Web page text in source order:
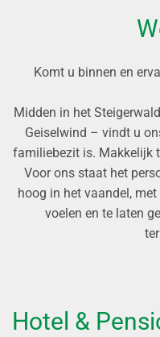
Komt u binnen en
Midden in het
Geiselwind – vindt u
familiebezit is. Makkelijk
Voor ons staat het
hoog in het vaandel,
voelen en te laten
Hotel &